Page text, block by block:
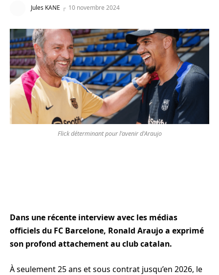
Jules KANE 10 novembre 2024
Flick déterminant pour l'avenir d'Araujo
Dans une récente interview avec les médias
officiels du FC Barcelone, Ronald Araujo a exprimé
son profond attachement au club catalan.
À seulement 25 ans et sous contrat jusqu’en 2026, le